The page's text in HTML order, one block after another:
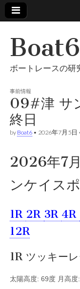
Boat6
ボートレースの研
事前情報
09#津 サ
終日
by Boat6 • 2026年7月5日
2026年7
ンケイス
1R 2R 3R 4R
12R
1R ツッキー
太陽高度: 69度 月高